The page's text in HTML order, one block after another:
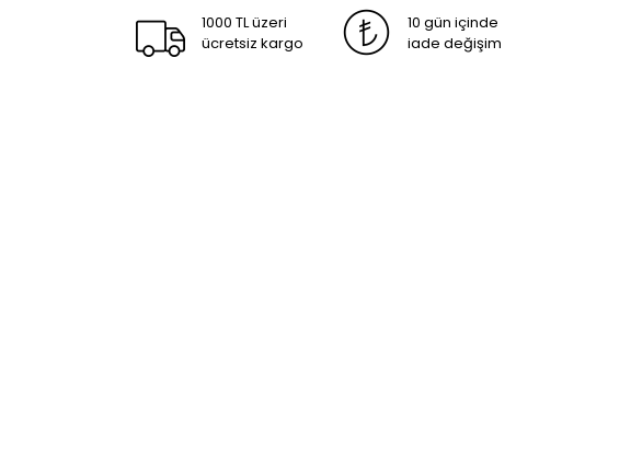
1000 TL üzeri
ücretsiz kargo
10 gün içinde
iade değişim